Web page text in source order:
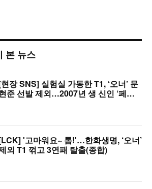
본 뉴스
장 SNS] 실험실 가동한 T1, ‘오너’ 문
준 선발 제외…2007년 생 신인 ‘페인
'고마워요~ 톰!'…한화생명, ‘오너’
외 T1 꺾고 3연패 탈출(종합)